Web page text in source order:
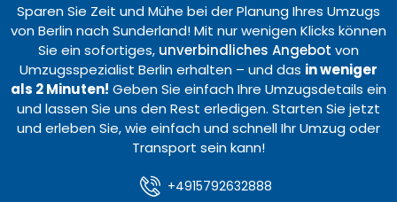
Sparen Sie Zeit und Mühe bei der Planung Ihres Umzugs
von Berlin nach Sunderland! Mit nur wenigen Klicks können
Sie ein sofortiges, unverbindliches Angebot von
Umzugsspezialist Berlin erhalten – und das in weniger
als 2 Minuten! Geben Sie einfach Ihre Umzugsdetails ein
und lassen Sie uns den Rest erledigen. Starten Sie jetzt
und erleben Sie, wie einfach und schnell Ihr Umzug oder
Transport sein kann!
+4915792632888